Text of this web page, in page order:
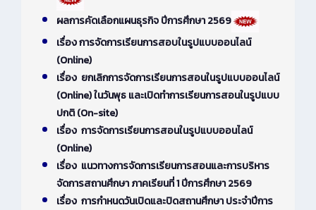
ผลการคัดเลือกแผนธุรกิจ ปีการศึกษา 2569
เรื่อง การจัดการเรียนการสอบในรูปแบบออนไลน์
(Online)
เรื่อง ยกเลิกการจัดการเรียนการสอนในรูปแบบออนไลน์
(Online) ในวันพุธ และเปิดทำการเรียนการสอนในรูปแบบ
ปกติ (On-site)
เรื่อง การจัดการเรียนการสอนในรูปแบบออนไลน์
(Online)
เรื่อง แนวทางการจัดการเรียนการสอนและการบริหาร
จัดการสถานศึกษา ภาคเรียนที่ 1 ปีการศึกษา 2569
เรื่อง การกำหนดวันเปิดและปิดสถานศึกษา ประจำปีการ